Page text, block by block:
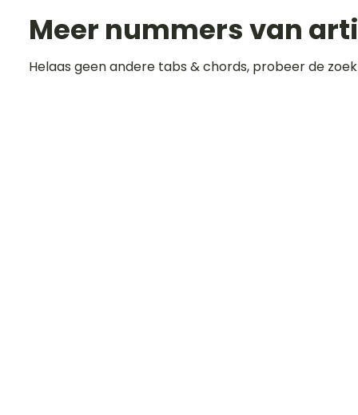
Meer nummers van
Helaas geen andere tabs & chords, probeer de